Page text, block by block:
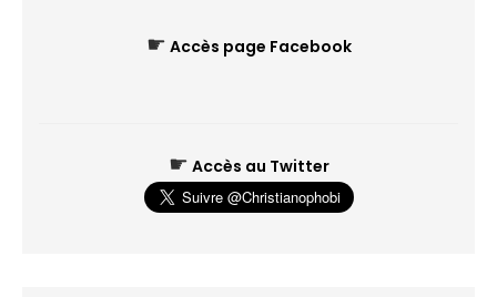
☛ Accès page Facebook
☛ Accès au Twitter